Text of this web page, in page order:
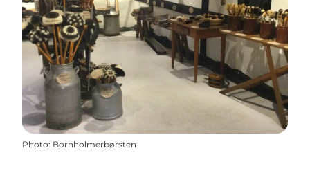
Photo: Bornholmerbørsten